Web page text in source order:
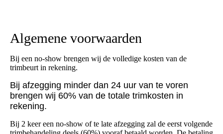
Algemene voorwaarden
Bij een no-show brengen wij de volledige kosten van de
trimbeurt in rekening.
Bij afzegging minder dan 24 uur van te voren
brengen wij 60% van de totale trimkosten in
rekening.
Bij 2 keer een no-show of te late afzegging zal de eerst volgende